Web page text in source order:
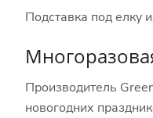
Подставка под елку
Производитель
новогодних